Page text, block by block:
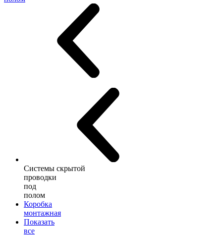
Системы скрытой
проводки
под
полом
Коробка
монтажная
Показать
все